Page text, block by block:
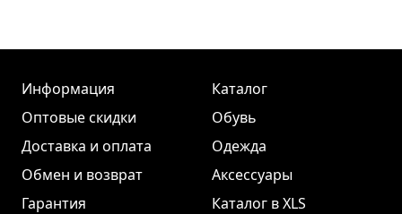
Информация
Оптовые скидки
Доставка и оплата
Обмен и возврат
Гарантия
Каталог
Обувь
Одежда
Аксессуары
Каталог в XLS